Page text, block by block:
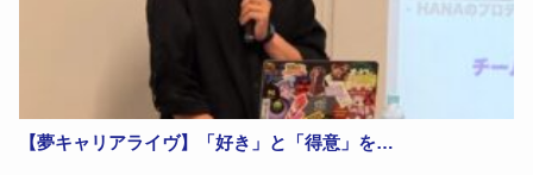
【夢キャリアライヴ】「好き」と「得意」を…